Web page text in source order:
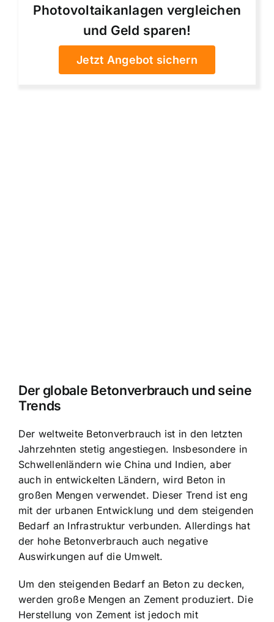
Photovoltaikanlagen vergleichen
und Geld sparen!
Jetzt Angebot sichern
Der globale Betonverbrauch und seine
Trends
Der weltweite Betonverbrauch ist in den letzten
Jahrzehnten stetig angestiegen. Insbesondere in
Schwellenländern wie China und Indien, aber
auch in entwickelten Ländern, wird Beton in
großen Mengen verwendet. Dieser Trend ist eng
mit der urbanen Entwicklung und dem steigenden
Bedarf an Infrastruktur verbunden. Allerdings hat
der hohe Betonverbrauch auch negative
Auswirkungen auf die Umwelt.
Um den steigenden Bedarf an Beton zu decken,
werden große Mengen an Zement produziert. Die
Herstellung von Zement ist jedoch mit